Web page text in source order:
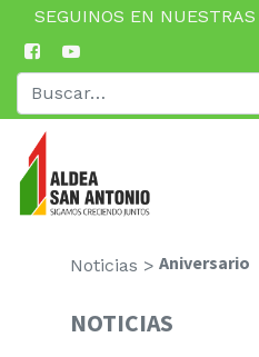
SEGUINOS EN
Noticias > Aniversario
NOTICIAS